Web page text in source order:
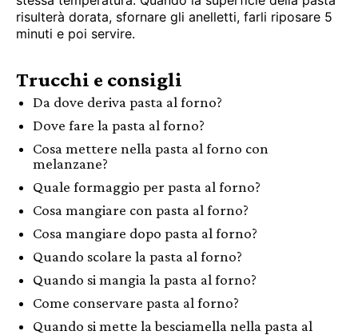
risulterà dorata, sfornare gli anelletti, farli riposare 5
minuti e poi servire.
Trucchi e consigli
Da dove deriva pasta al forno?
Dove fare la pasta al forno?
Cosa mettere nella pasta al forno con
melanzane?
Quale formaggio per pasta al forno?
Cosa mangiare con pasta al forno?
Cosa mangiare dopo pasta al forno?
Quando scolare la pasta al forno?
Quando si mangia la pasta al forno?
Come conservare pasta al forno?
Quando si mette la besciamella nella pasta al